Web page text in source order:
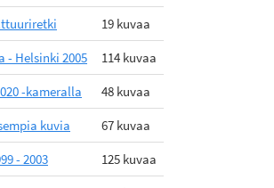
19 kuvaa
- Helsinki 2005
114 kuvaa
-kameralla
48 kuvaa
kuvia
67 kuvaa
- 2003
125 kuvaa